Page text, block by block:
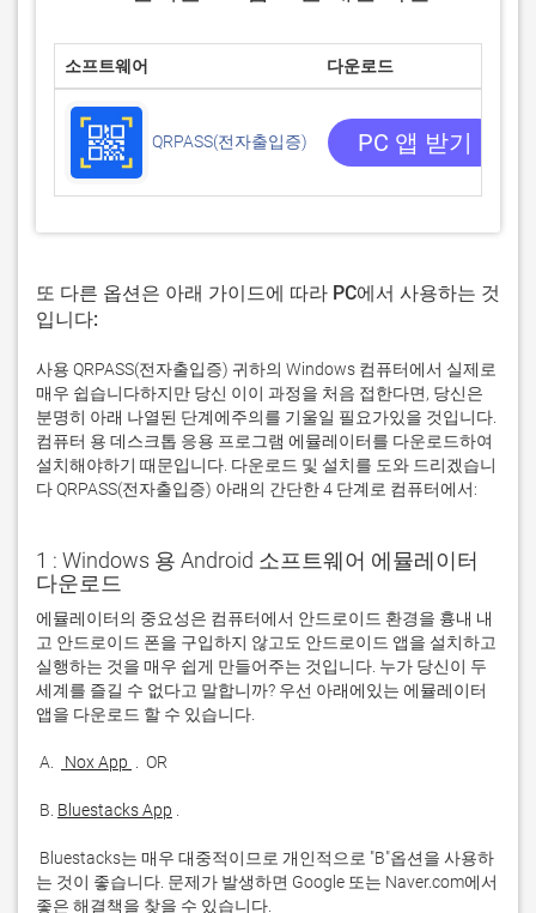
소프트웨어 다운로드
QRPASS(전자출입증) PC 앱 받기
또 다른 옵션은 아래 가이드에 따라 PC에서 사용하는 것
입니다:
사용 QRPASS(전자출입증) 귀하의 Windows 컴퓨터에서 실제로
매우 쉽습니다하지만 당신 이이 과정을 처음 접한다면, 당신은
분명히 아래 나열된 단계에주의를 기울일 필요가있을 것입니다.
컴퓨터 용 데스크톱 응용 프로그램 에뮬레이터를 다운로드하여
설치해야하기 때문입니다. 다운로드 및 설치를 도와 드리겠습니
다 QRPASS(전자출입증) 아래의 간단한 4 단계로 컴퓨터에서:
1 : Windows 용 Android 소프트웨어 에뮬레이터
다운로드
에뮬레이터의 중요성은 컴퓨터에서 안드로이드 환경을 흉내 내
고 안드로이드 폰을 구입하지 않고도 안드로이드 앱을 설치하고
실행하는 것을 매우 쉽게 만들어주는 것입니다. 누가 당신이 두
세계를 즐길 수 없다고 말합니까? 우선 아래에있는 에뮬레이터
A. Nox App
B. Bluestacks App
는 것이 좋습니다. 문제가 발생하면 Google 또는 Naver.com에서
좋은 해결책을 찾을 수 있습니다.